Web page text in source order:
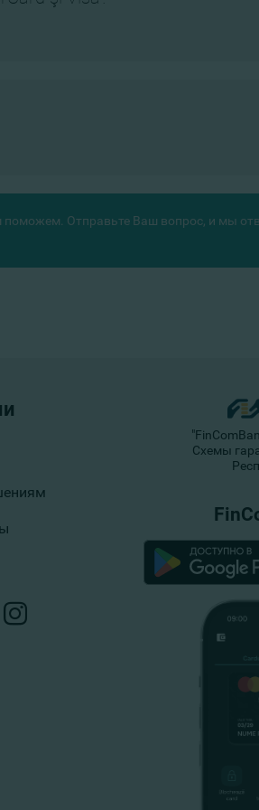
Отправьте Ваш вопрос, и мы
Схемы